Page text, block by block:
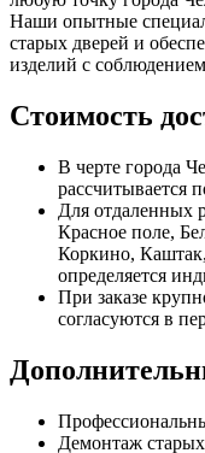
Наши опытные
старых дверей и
изделий с
Стоимость
В черте города
рассчитывается
Для отдаленных
Красное поле,
Коркино,
определяется
При заказе
согласуются в
Демонтаж